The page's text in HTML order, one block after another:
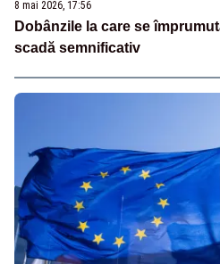
8 mai 2026, 17:56
Dobânzile la care se
scadă semnificativ